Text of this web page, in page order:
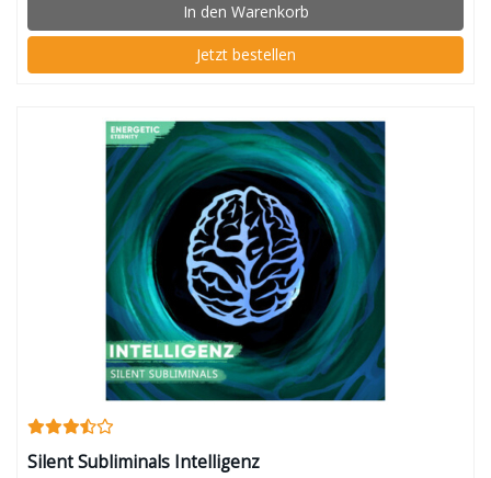
In den Warenkorb
Jetzt bestellen
Silent Subliminals Intelligenz